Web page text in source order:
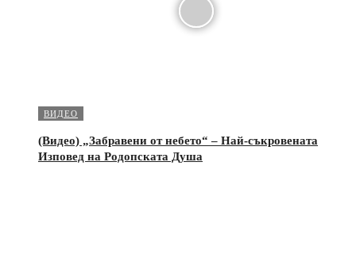
ВИДЕО
(Видео) „Забравени от небето“ – Най-съкровената
Изповед на Родопската Душа